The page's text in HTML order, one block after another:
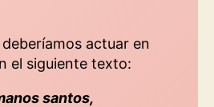
actuar en
el siguiente texto:
santos,